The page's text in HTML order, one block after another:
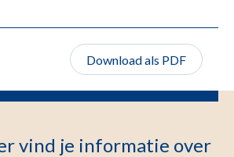
Download als PDF
vind je informatie over